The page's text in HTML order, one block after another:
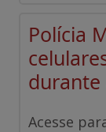
Polícia
durante
Acesse